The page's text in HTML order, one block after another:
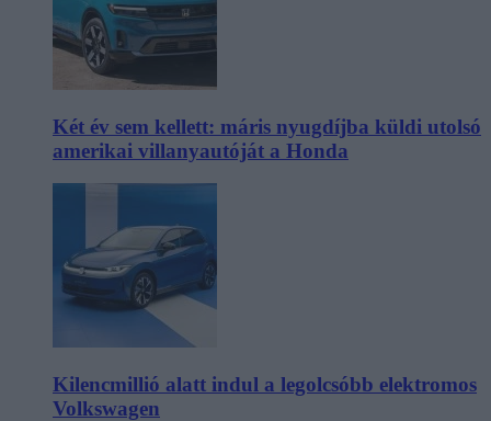
Két év sem kellett: máris nyugdíjba küldi utolsó
amerikai villanyautóját a Honda
Kilencmillió alatt indul a legolcsóbb elektromos
Volkswagen